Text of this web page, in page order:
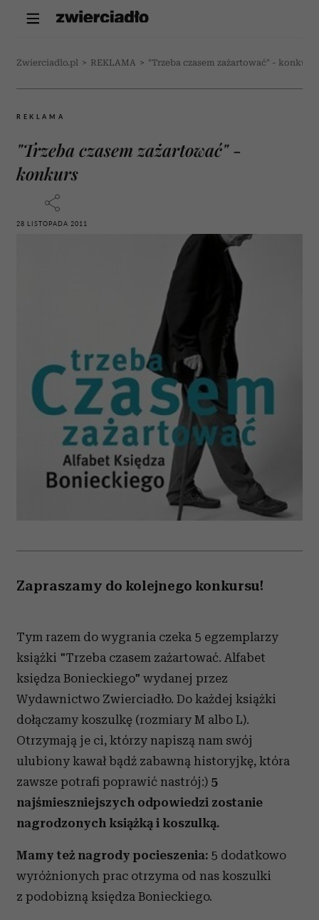
Zwierciadlo.pl > REKLAMA > "Trzeba czasem zażartować" - konkurs
REKLAMA
"Trzeba czasem zażartować" -
konkurs
28 LISTOPADA 2011
Zapraszamy do kolejnego konkursu!
Tym razem do wygrania czeka 5 egzemplarzy
książki "Trzeba czasem zażartować. Alfabet
księdza Bonieckiego" wydanej przez
Wydawnictwo Zwierciadło. Do każdej książki
dołączamy koszulkę (rozmiary M albo L).
Otrzymają je ci, którzy napiszą nam swój
ulubiony kawał bądź zabawną historyjkę, która
zawsze potrafi poprawić nastrój:) 5
najśmieszniejszych odpowiedzi zostanie
nagrodzonych książką i koszulką.
Mamy też nagrody pocieszenia: 5 dodatkowo
wyróżnionych prac otrzyma od nas koszulki
z podobizną księdza Bonieckiego.